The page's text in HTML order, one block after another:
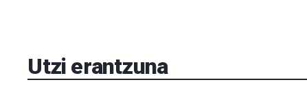
Utzi erantzuna